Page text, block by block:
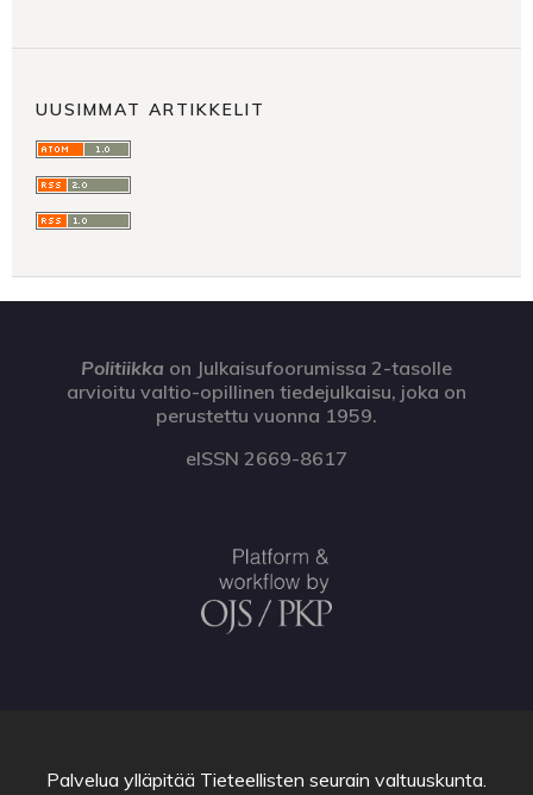
UUSIMMAT ARTIKKELIT
Politiikka on Julkaisufoorumissa 2-tasolle
arvioitu valtio-opillinen tiedejulkaisu, joka on
perustettu vuonna 1959.
eISSN 2669-8617
Palvelua ylläpitää Tieteellisten seurain valtuuskunta